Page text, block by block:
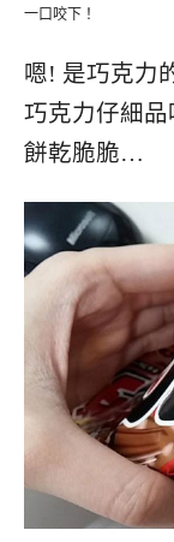
一口咬下！
嗯! 是巧克力
巧克力仔細
餅乾脆脆…